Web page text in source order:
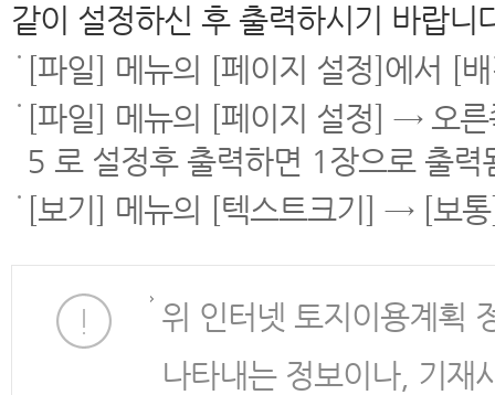
같이 설정하신 후 출력하시기 바랍니
[파일] 메뉴의 [페이지 설정]에서 [
[파일] 메뉴의 [페이지 설정] → 오
5 로 설정후 출력하면 1장으로 출력
[보기] 메뉴의 [텍스트크기] → [보
위 인터넷 토지이용계획
나타내는 정보이나, 기재